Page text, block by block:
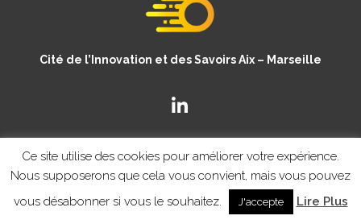
Cité de l’Innovation et des Savoirs Aix – Marseille
© Copyright CISAM 2020- MENTIONS LEGALES
Ce site utilise des cookies pour améliorer votre expérience.
Nous supposerons que cela vous convient, mais vous pouvez
vous désabonner si vous le souhaitez.
J'accepte Lire Plus